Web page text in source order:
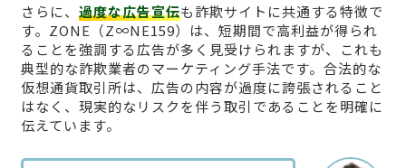
さらに、 過度な広告宣伝も詐欺サイトに共通する特徴で
す。ZONE（Z∞NE159）は、短期間で高利益が得られ
ることを強調する広告が多く見受けられますが、これも
典型的な詐欺業者のマーケティング手法です。合法的な
仮想通貨取引所は、広告の内容が過度に誇張されること
はなく、現実的なリスクを伴う取引であることを明確に
伝えています。